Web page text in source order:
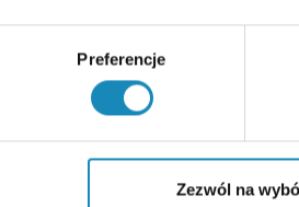
Preferencje
Zezwól na
(dane kadrowe, dane
pracownicy – ryzyko przy
niż pracownika administracji.